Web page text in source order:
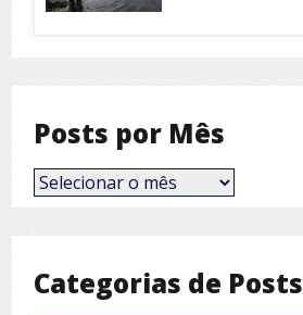
Posts por Mês
Posts
por
Categorias de Posts